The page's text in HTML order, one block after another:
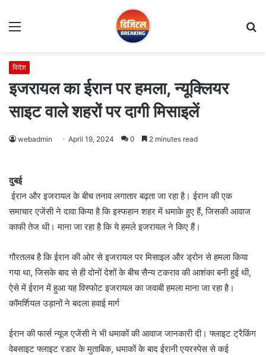
Menu
विदेश
इजरायल का ईरान पर हमला, न्यूक्लियर
साइट वाले शहरों पर दागी मिसाइलें
webadmin April 19, 2024 0 2 minutes read
दुबई
ईरान और इजरायल के बीच तनाव लगातार बढ़ता जा रहा है। ईरान की एक
समाचार एजेंसी ने दावा किया है कि इस्फहान शहर में धमाके हुए हैं, जिसकी आवाज
काफी तेज थी। माना जा रहा है कि ये हमले इजरायल ने किए हैं।
गौरतलब है कि ईरान की ओर से इजरायल पर मिसाइल और ड्रोन से हमला किया
गया था, जिसके बाद से ही दोनों देशों के बीच सैन्य टकराव की आशंका बनी हुई थी,
ऐसे में ईरान में हुआ यह विस्फोट इजरायल का जवाबी हमला माना जा रहा है।
कॉमर्शियल उड़ानों ने बदला हवाई मार्ग
ईरान की फार्स न्यूज एजेंसी ने भी धमाकों की आवाज जानकारी दी। फ्लाइट ट्रैकिंग
वेबसाइट फ्लाइट रडार के मुताबिक, धमाकों के बाद ईरानी एयरस्पेस से कई